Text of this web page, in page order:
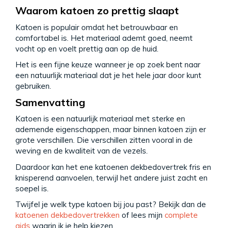
Waarom katoen zo prettig slaapt
Katoen is populair omdat het betrouwbaar en
comfortabel is. Het materiaal ademt goed, neemt
vocht op en voelt prettig aan op de huid.
Het is een fijne keuze wanneer je op zoek bent naar
een natuurlijk materiaal dat je het hele jaar door kunt
gebruiken.
Samenvatting
Katoen is een natuurlijk materiaal met sterke en
ademende eigenschappen, maar binnen katoen zijn er
grote verschillen. Die verschillen zitten vooral in de
weving en de kwaliteit van de vezels.
Daardoor kan het ene katoenen dekbedovertrek fris en
knisperend aanvoelen, terwijl het andere juist zacht en
soepel is.
Twijfel je welk type katoen bij jou past? Bekijk dan de
katoenen dekbedovertrekken of lees mijn complete
gids waarin ik je help kiezen.